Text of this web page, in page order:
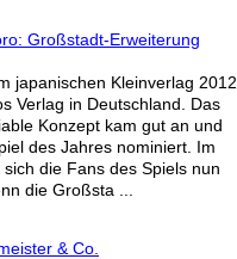
Großstadt-Erweiterung
japanischen Kleinverlag 2012
Verlag in Deutschland. Das
Konzept kam gut an und
des Jahres nominiert. Im
die Fans des Spiels nun
die Großsta ...
& Co.